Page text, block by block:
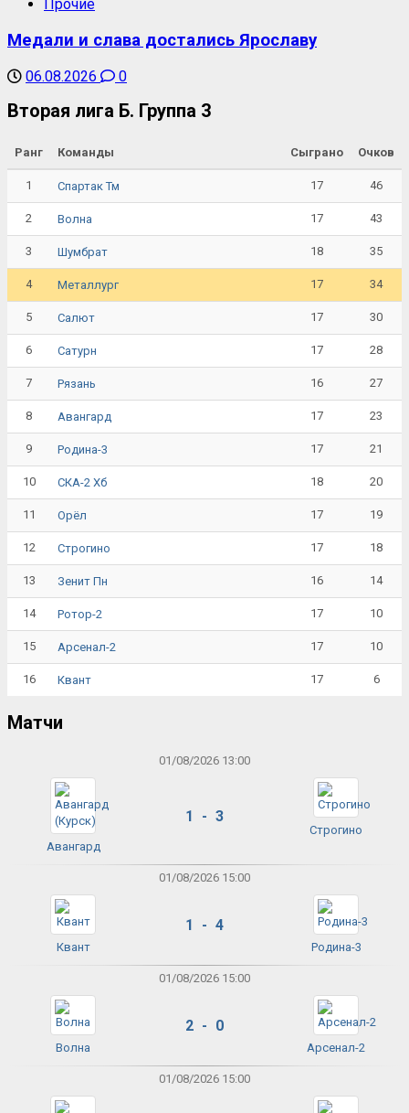
Прочие
Медали и слава достались Ярославу
06.08.2026 0
Вторая лига Б. Группа 3
Ранг Команды Сыграно Очков
1 Спартак Тм 17 46
2 Волна 17 43
3 Шумбрат 18 35
4 Металлург 17 34
5 Салют 17 30
6 Сатурн 17 28
7 Рязань 16 27
8 Авангард 17 23
9 Родина-3 17 21
10 СКА-2 Хб 18 20
11 Орёл 17 19
12 Строгино 17 18
13 Зенит Пн 16 14
14 Ротор-2 17 10
15 Арсенал-2 17 10
16 Квант 17 6
Матчи
01/08/2026 13:00
Авангард
1 - 3
Строгино
01/08/2026 15:00
Квант
1 - 4
Родина-3
01/08/2026 15:00
Волна
2 - 0
Арсенал-2
01/08/2026 15:00